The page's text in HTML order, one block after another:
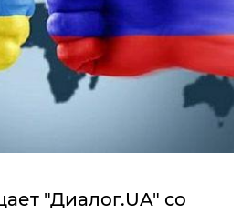
"Диалог.UA" со